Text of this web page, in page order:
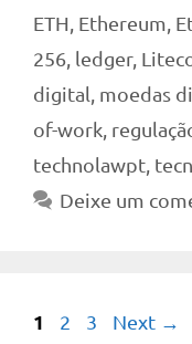
ETH Ethereum
256 ledger,
digital moedas
of-work
technolawpt
Deixe um
Page
1 Page
2 Page
3 Next →